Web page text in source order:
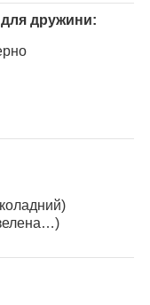
дружини: